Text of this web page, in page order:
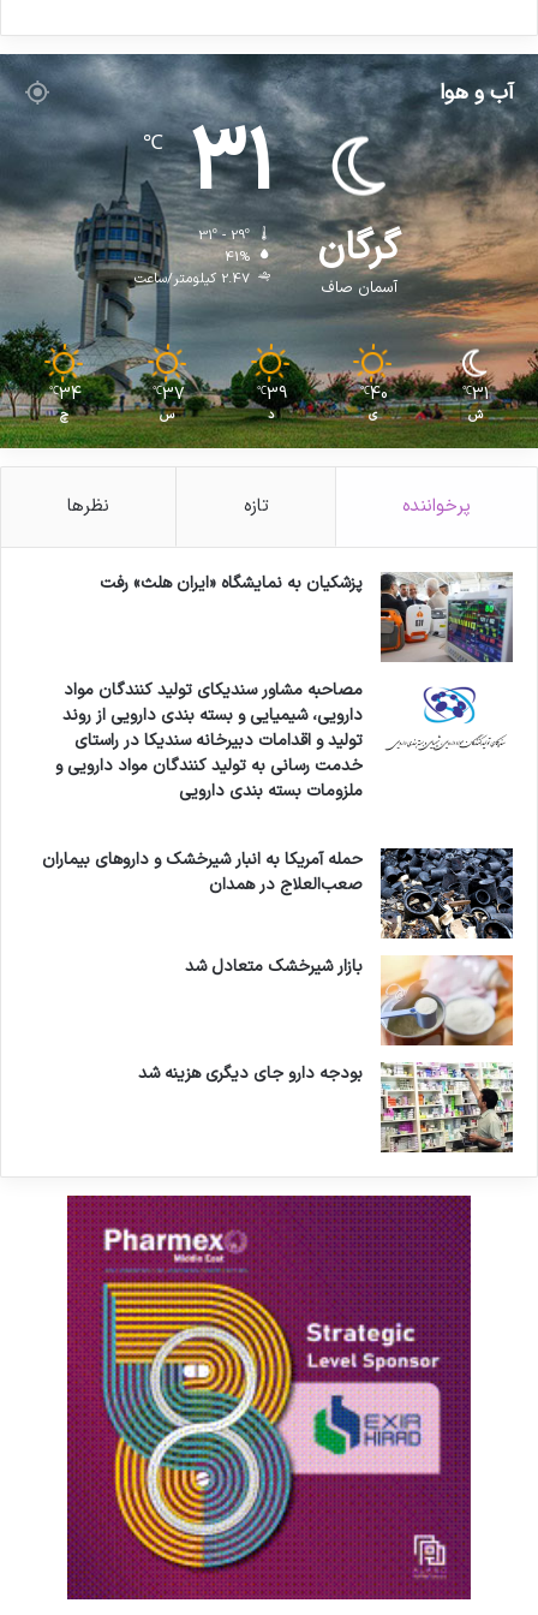
آب و هوا
گرگان
آسمان صاف
31
℃
31º - 29º
41%
2.47 کیلومتر/ساعت
31
℃
ش
40
℃
ی
39
℃
د
37
℃
س
34
℃
چ
پرخواننده تازه نظرها
پزشکیان به نمایشگاه «ایران هلث» رفت
مصاحبه مشاور سندیکای تولید کنندگان مواد
دارویی، شیمیایی و بسته بندی دارویی از روند
تولید و اقدامات دبیرخانه سندیکا در راستای
خدمت رسانی به تولید کنندگان مواد دارویی و
ملزومات بسته بندی دارویی
حمله آمریکا به انبار شیرخشک و داروهای بیماران
صعب‌العلاج در همدان
بازار شیرخشک متعادل شد
بودجه دارو جای دیگری هزینه شد